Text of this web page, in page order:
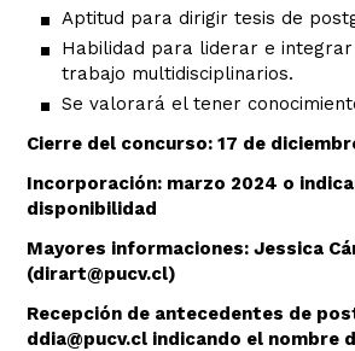
Aptitud para dirigir tesis de
Habilidad para liderar e integrar
trabajo multidisciplinarios.
Se valorará el tener
Cierre del concurso: 17 de
Incorporación: marzo 2024 o
disponibilidad
Mayores informaciones: Jessica
(dirart@pucv.cl)
Recepción de antecedentes de
ddia@pucv.cl indicando el nombre